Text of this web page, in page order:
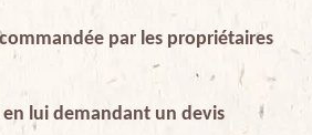
par les propriétaires
en lui demandant un devis